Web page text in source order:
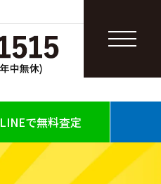
LINEで無料査定